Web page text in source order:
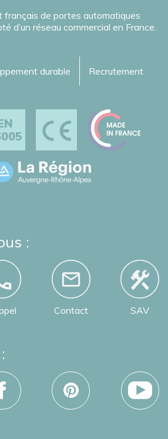
français de portes automatiques
d’un réseau commercial en France.
durable Recrutement
:
Contact SAV